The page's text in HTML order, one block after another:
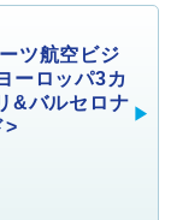
ツ航空ビジ
ーロッパ3カ
&バルセロナ
>